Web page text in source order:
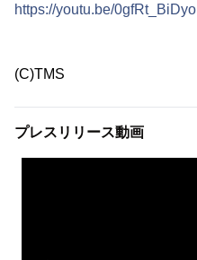
https://youtu.be/0gfRt_BiDyo
(C)TMS
プレスリリース動画